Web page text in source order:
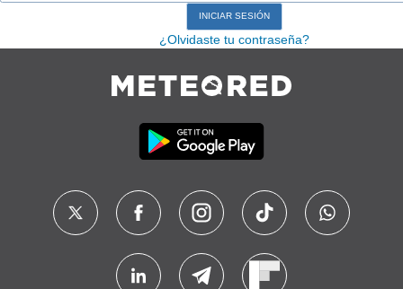
¿Olvidaste tu contraseña?